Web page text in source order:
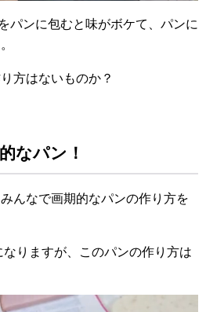
パンに包むと味がボケて、パンに
方はないものか？
なパン！
んなで画期的なパンの作り方を
りますが、このパンの作り方は